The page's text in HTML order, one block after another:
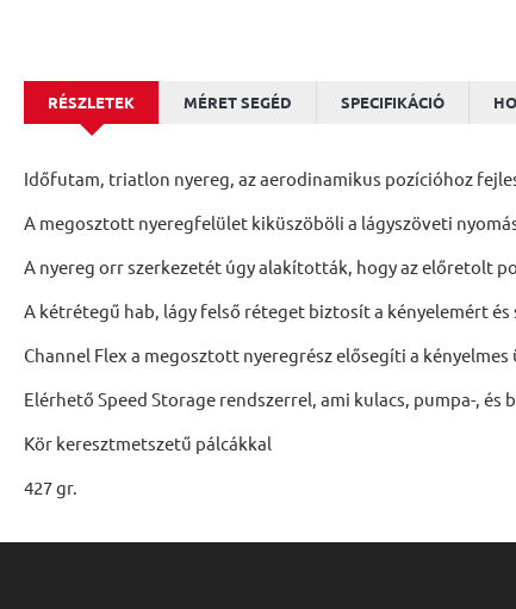
RÉSZLETEK MÉRET SEGÉD SPECIFIKÁCIÓ
Időfutam, triatlon nyereg, az aerodinamikus pozícióhoz
A megosztott nyeregfelület kiküszöböli a lágyszöveti
A nyereg orr szerkezetét úgy alakították, hogy az előretolt
A kétrétegű hab, lágy felső réteget biztosít a kényelemért
Channel Flex a megosztott nyeregrész elősegíti a
Elérhető Speed Storage rendszerrel, ami kulacs, pumpa-,
Kör keresztmetszetű pálcákkal
427 gr.